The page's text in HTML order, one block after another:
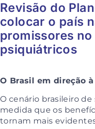
Revisão do
colocar o país
promissores
psiquiátricos
O Brasil em direção
O cenário brasileiro
medida que os
tornam mais